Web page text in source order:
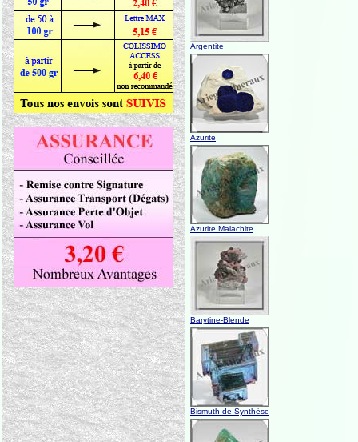
Argentite
Azurite
Azurite Malachite
Barytine-Blende
Bismuth de Synthèse